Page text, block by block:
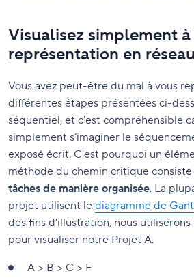
Visualisez simplement à
représentation en
Vous avez peut-être du mal à vous
différentes étapes présentées ci-
séquentiel, et c'est compréhensible
simplement s’imaginer le
exposé écrit. C'est pourquoi un
méthode du chemin critique consiste
tâches de manière organisée. La
projet utilisent le diagramme de
des fins d'illustration, nous utiliserons
pour visualiser notre Projet A.
A > B > C > F